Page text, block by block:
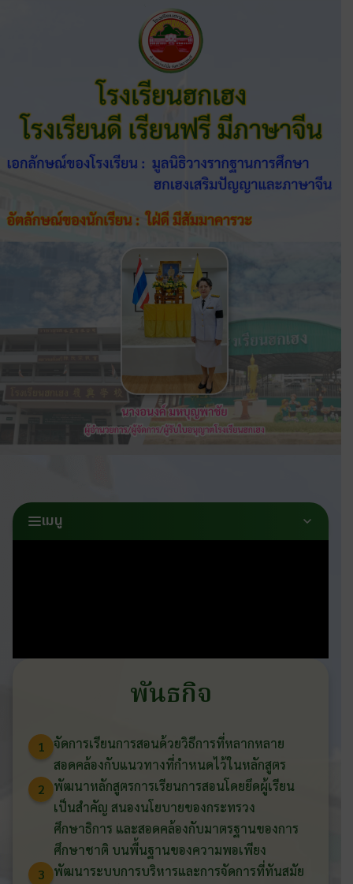
เมนู
พันธกิจ
1 จัดการเรียนการสอนด้วยวิธีการที่หลากหลาย
สอดคล้องกับแนวทางที่กำหนดไว้ในหลักสูตร
2
พัฒนาหลักสูตรการเรียนการสอนโดยยึดผู้เรียน
เป็นสำคัญ สนองนโยบายของกระทรวง
ศึกษาธิการ และสอดคล้องกับมาตรฐานของการ
ศึกษาชาติ บนพื้นฐานของความพอเพียง
3
พัฒนาระบบการบริหารและการจัดการที่ทันสมัย